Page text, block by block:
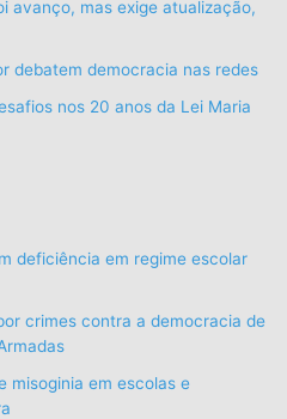
avanço, mas exige atualização,
debatem democracia nas redes
nos 20 anos da Lei Maria
deficiência em regime escolar
crimes contra a democracia de
misoginia em escolas e